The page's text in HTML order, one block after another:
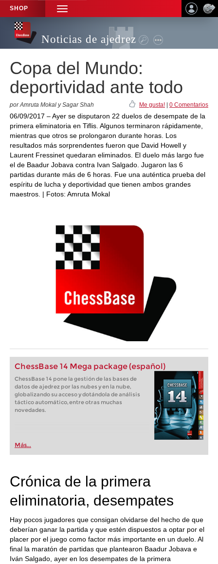
SHOP
TOGGLE
NAVIGATION
Noticias de ajedrez
Copa del Mundo:
deportividad ante todo
por Amruta Mokal y Sagar Shah Me gusta! 0 Comentarios
06/09/2017 – Ayer se disputaron 22 duelos de desempate de la
primera eliminatoria en Tiflis. Algunos terminaron rápidamente,
mientras que otros se prolongaron durante horas. Los
resultados más sorprendentes fueron que David Howell y
Laurent Fressinet quedaran eliminados. El duelo más largo fue
el de Baadur Jobava contra Ivan Salgado. Jugaron las 6
partidas durante más de 6 horas. Fue una auténtica prueba del
espíritu de lucha y deportividad que tienen ambos grandes
maestros. | Fotos: Amruta Mokal
ChessBase 14 Mega package (español)
ChessBase 14 pone la gestión de las bases de
datos de ajedrez por las nubes y en la nube,
globalizando su acceso y dotándola de análisis
táctico automático, entre otras muchas
novedades.
Más...
Crónica de la primera
eliminatoria, desempates
Hay pocos jugadores que consigan olvidarse del hecho de que
deberían ganar la partida y que estén dispuestos a optar por el
placer por el juego como factor más importante en un duelo. Al
final la maratón de partidas que plantearon Baadur Jobava e
Iván Salgado, ayer en los desempates de la primera